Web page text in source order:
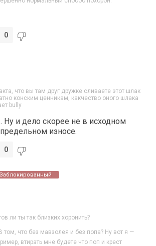
0
что вы там друг дружке сливаете этот шлак
конским ценникам, какчество оного шлака
bully
Ну и дело скорее не в исходном
износе.
0
Заблокированный
ли ты так близких хоронить?
том, что без мавзолея и без попа? Ну вот я —
втирать мне будете что поп и крест